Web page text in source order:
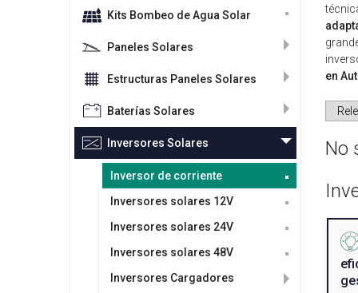
Kits Bombeo de Agua Solar
Paneles Solares
Estructuras Paneles Solares
Baterías Solares
Inversores Solares
Inversor de corriente
Inversores solares 12V
Inversores solares 24V
Inversores solares 48V
Inversores Cargadores
en
No